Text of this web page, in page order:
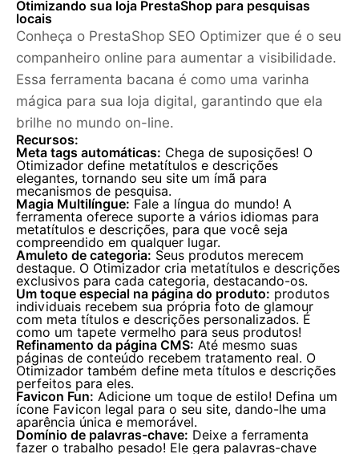
Otimizando sua loja PrestaShop para pesquisas
locais
Conheça o PrestaShop SEO Optimizer que é o seu
companheiro online para aumentar a visibilidade.
Essa ferramenta bacana é como uma varinha
mágica para sua loja digital, garantindo que ela
brilhe no mundo on-line.
Recursos:
Meta tags automáticas: Chega de suposições! O
Otimizador define metatítulos e descrições
elegantes, tornando seu site um ímã para
mecanismos de pesquisa.
Magia Multilíngue: Fale a língua do mundo! A
ferramenta oferece suporte a vários idiomas para
metatítulos e descrições, para que você seja
compreendido em qualquer lugar.
Amuleto de categoria: Seus produtos merecem
destaque. O Otimizador cria metatítulos e descrições
exclusivos para cada categoria, destacando-os.
Um toque especial na página do produto: produtos
individuais recebem sua própria foto de glamour
com meta títulos e descrições personalizados. É
como um tapete vermelho para seus produtos!
Refinamento da página CMS: Até mesmo suas
páginas de conteúdo recebem tratamento real. O
Otimizador também define meta títulos e descrições
perfeitos para eles.
Favicon Fun: Adicione um toque de estilo! Defina um
ícone Favicon legal para o seu site, dando-lhe uma
aparência única e memorável.
Domínio de palavras-chave: Deixe a ferramenta
fazer o trabalho pesado! Ele gera palavras-chave